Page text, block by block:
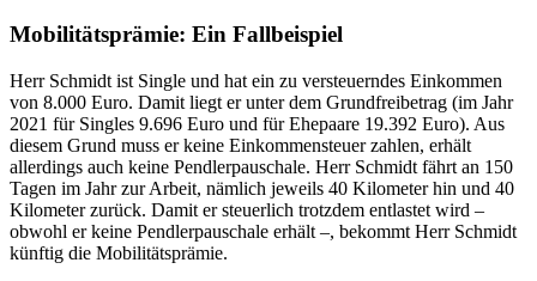
Mobilitätsprämie: Ein Fallbeispiel
Herr Schmidt ist Single und hat ein zu versteuerndes Einkommen
von 8.000 Euro. Damit liegt er unter dem Grundfreibetrag (im Jahr
2021 für Singles 9.696 Euro und für Ehepaare 19.392 Euro). Aus
diesem Grund muss er keine Einkommensteuer zahlen, erhält
allerdings auch keine Pendlerpauschale. Herr Schmidt fährt an 150
Tagen im Jahr zur Arbeit, nämlich jeweils 40 Kilometer hin und 40
Kilometer zurück. Damit er steuerlich trotzdem entlastet wird –
obwohl er keine Pendlerpauschale erhält –, bekommt Herr Schmidt
künftig die Mobilitätsprämie.